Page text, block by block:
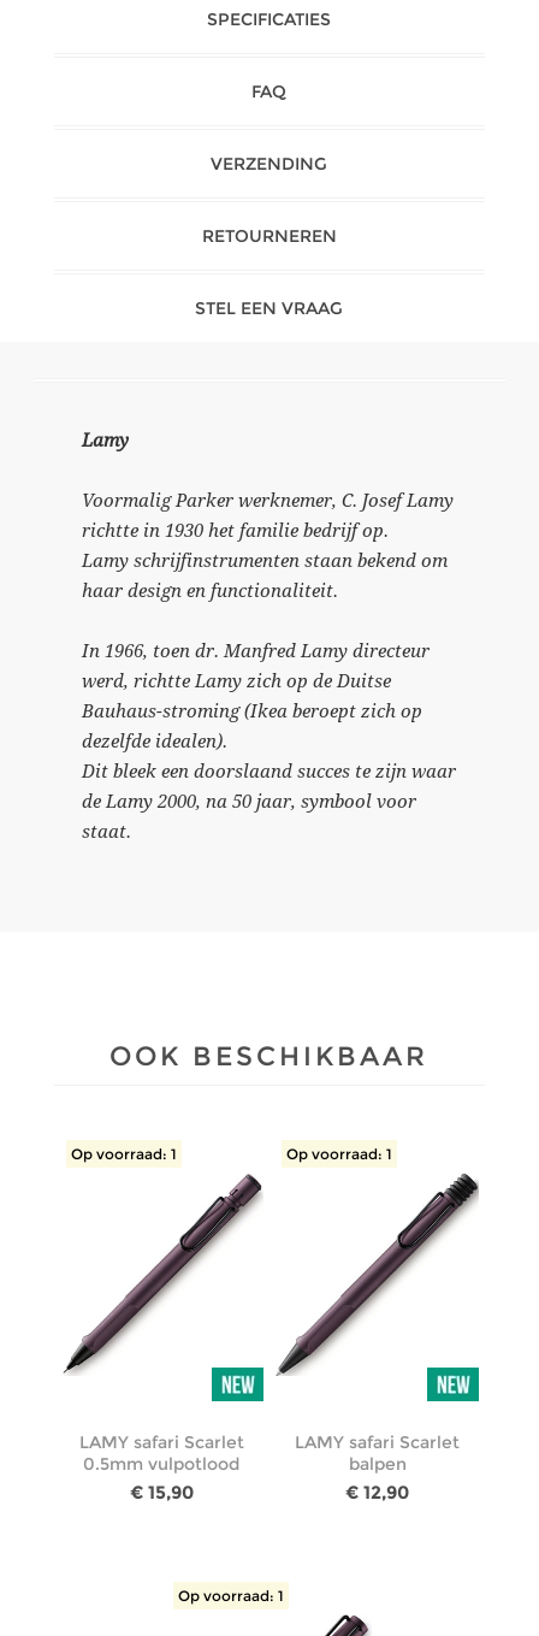
SPECIFICATIES
FAQ
VERZENDING
RETOURNEREN
STEL EEN VRAAG
Lamy
Voormalig Parker werknemer, C. Josef Lamy
richtte in 1930 het familie bedrijf op.
Lamy schrijfinstrumenten staan bekend om
haar design en functionaliteit.
In 1966, toen dr. Manfred Lamy directeur
werd, richtte Lamy zich op de Duitse
Bauhaus-stroming (Ikea beroept zich op
dezelfde idealen).
Dit bleek een doorslaand succes te zijn waar
de Lamy 2000, na 50 jaar, symbool voor
staat.
OOK BESCHIKBAAR
Op voorraad: 1
LAMY safari Scarlet
0.5mm vulpotlood
€ 15,90
Op voorraad: 1
LAMY safari Scarlet
balpen
€ 12,90
Op voorraad: 1